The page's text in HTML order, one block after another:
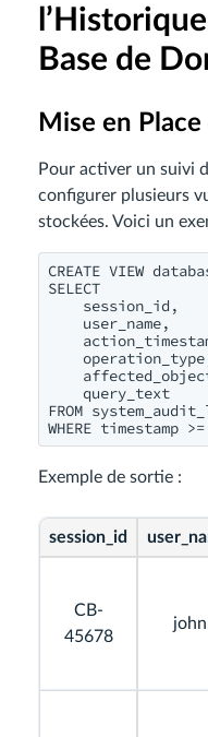
Base de
Mise en
Pour activer un suivi
configurer plusieurs
stockées. Voici un
CREATE VIEW
SELECT
    session_id,
    user_name,
    query_text
FROM
Exemple de sortie :
session_id
CB-
45678